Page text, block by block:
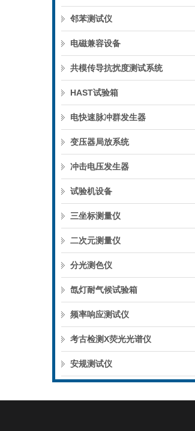
邻苯测试仪
电磁兼容设备
共模传导抗扰度测试系统
HAST试验箱
电快速脉冲群发生器
变压器局放系统
冲击电压发生器
试验机设备
三坐标测量仪
二次元测量仪
分光测色仪
氙灯耐气候试验箱
频率响应测试仪
考古检测X荧光光谱仪
安规测试仪